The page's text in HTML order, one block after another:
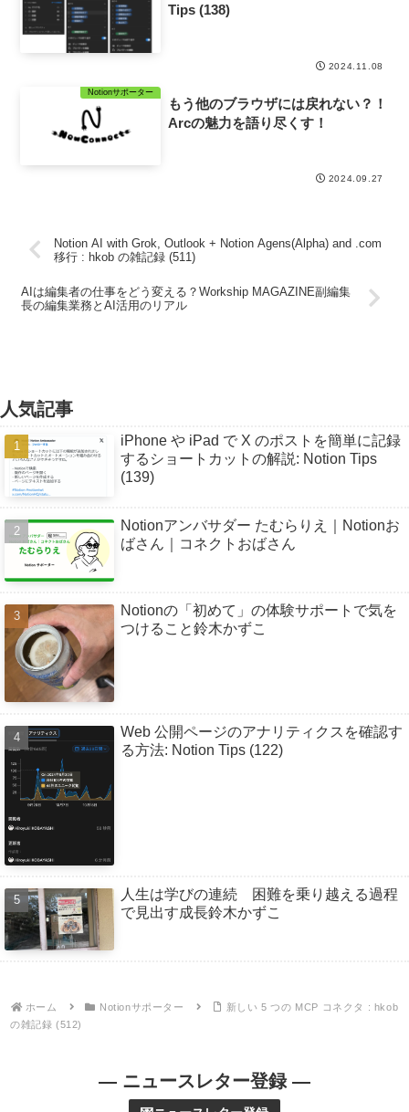
Tips (138)
2024.11.08
Notionサポーター
もう他のブラウザには戻れない？！
Arcの魅力を語り尽くす！
2024.09.27
Notion AI with Grok, Outlook + Notion Agens(Alpha) and .com
移行 : hkob の雑記録 (511)
AIは編集者の仕事をどう変える？Workship MAGAZINE副編集
長の編集業務とAI活用のリアル
人気記事
iPhone や iPad で X のポストを簡単に記録
するショートカットの解説: Notion Tips
(139)
Notionアンバサダー たむらりえ｜Notionお
ばさん｜コネクトおばさん
Notionの「初めて」の体験サポートで気を
つけること鈴木かずこ
Web 公開ページのアナリティクスを確認す
る方法: Notion Tips (122)
人生は学びの連続 困難を乗り越える過程
で見出す成長鈴木かずこ
ホーム Notionサポーター
新しい 5 つの MCP コネクタ : hkob
の雑記録 (512)
— ニュースレター登録 —